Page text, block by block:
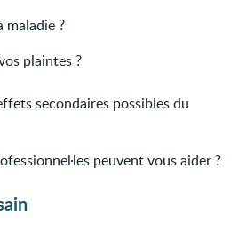
maladie ?
plaintes ?
secondaires possibles du
peuvent vous aider ?